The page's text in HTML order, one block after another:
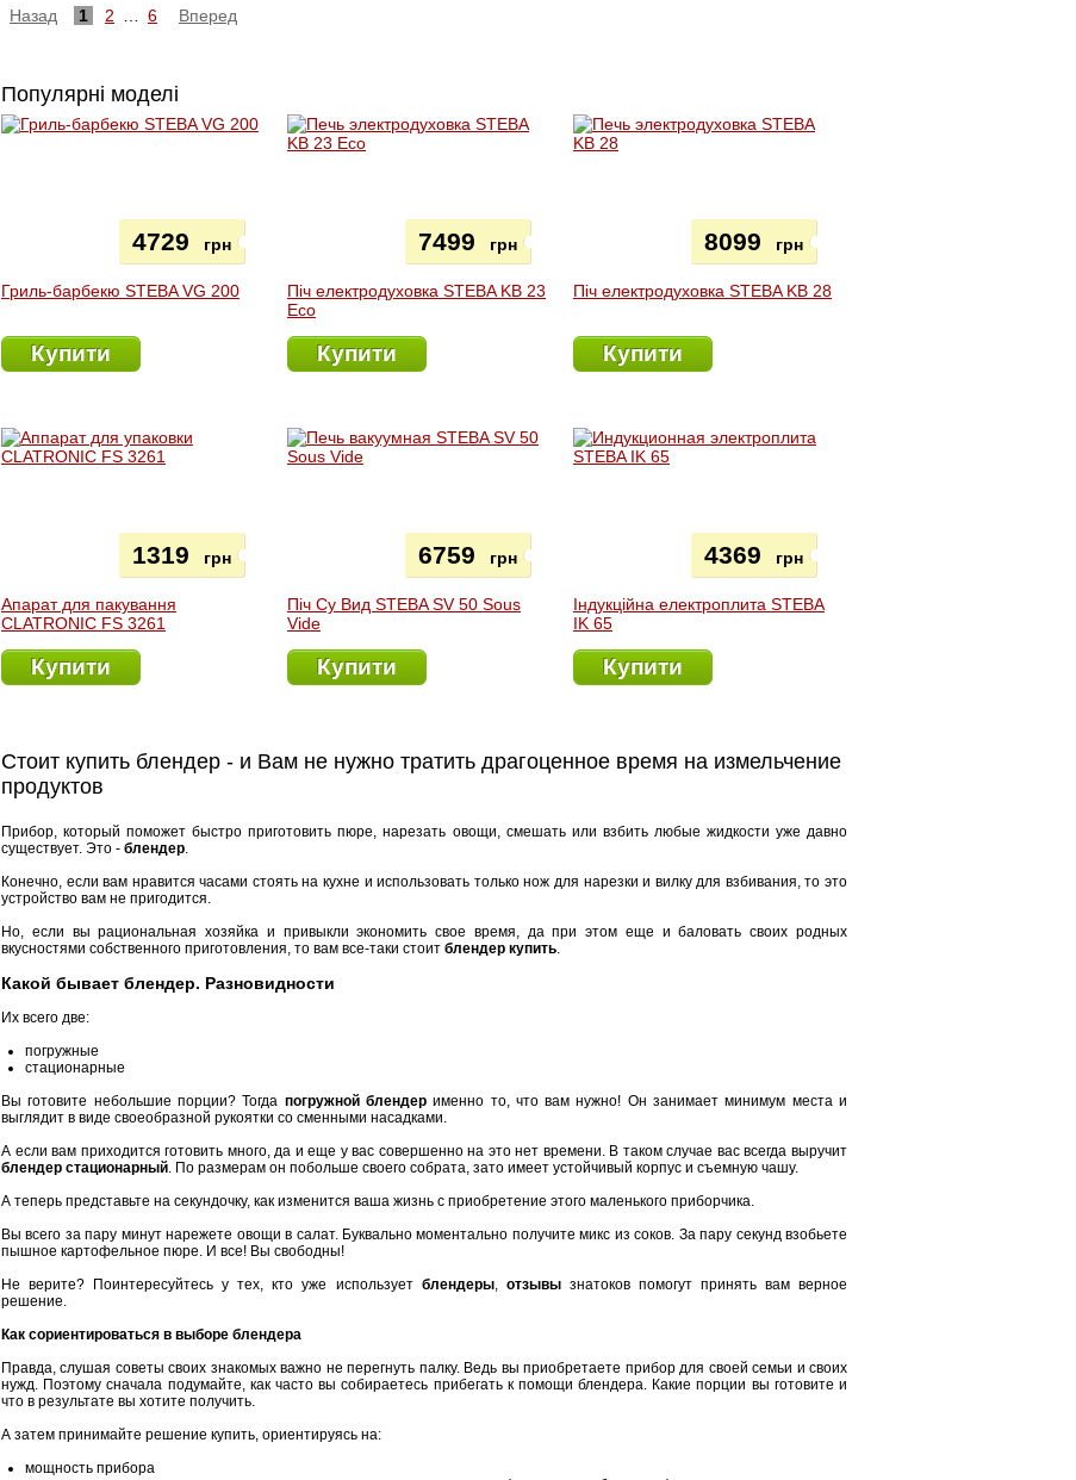
Назад 1 2 6 Вперед
Популярні моделі
Гриль-барбекю STEBA VG 200
4729 грн
Купити
Піч електродуховка STEBA KB 23
Eco
7499 грн
Купити
Піч електродуховка STEBA KB 28
8099 грн
Купити
Апарат для пакування
CLATRONIC FS 3261
1319 грн
Купити
Піч Су Вид STEBA SV 50 Sous
Vide
6759 грн
Купити
Індукційна електроплита STEBA
IK 65
4369 грн
Купити
Стоит купить блендер - и Вам не нужно тратить драгоценное время на измельчение
продуктов
Прибор, который поможет быстро приготовить пюре, нарезать овощи, смешать или взбить любые жидкости уже давно
существует. Это - блендер.
Конечно, если вам нравится часами стоять на кухне и использовать только нож для нарезки и вилку для взбивания, то это
устройство вам не пригодится.
Но, если вы рациональная хозяйка и привыкли экономить свое время, да при этом еще и баловать своих родных
вкусностями собственного приготовления, то вам все-таки стоит блендер купить.
Какой бывает блендер. Разновидности
Их всего две:
погружные
стационарные
Вы готовите небольшие порции? Тогда погружной блендерименно то, что вам нужно! Он занимает минимум места и
выглядит в виде своеобразной рукоятки со сменными насадками.
А если вам приходится готовить много, да и еще у вас совершенно на это нет времени. В таком случае вас всегда выручит
блендер стационарный. По размерам он побольше своего собрата, зато имеет устойчивый корпус и съемную чашу.
А теперь представьте на секундочку, как изменится ваша жизнь с приобретение этого маленького приборчика.
Вы всего за пару минут нарежете овощи в салат. Буквально моментально получите микс из соков. За пару секунд взобьете
пышное картофельное пюре. И все! Вы свободны!
Не верите? Поинтересуйтесь у тех, кто уже использует блендеры, отзывызнатоков помогут принять вам верное
решение.
Как сориентироваться в выборе блендера
Правда, слушая советы своих знакомых важно не перегнуть палку. Ведь вы приобретаете прибор для своей семьи и своих
нужд. Поэтому сначала подумайте, как часто вы собираетесь прибегать к помощи блендера. Какие порции вы готовите и
что в результате вы хотите получить.
А затем принимайте решение купить, ориентируясь на:
мощность прибора